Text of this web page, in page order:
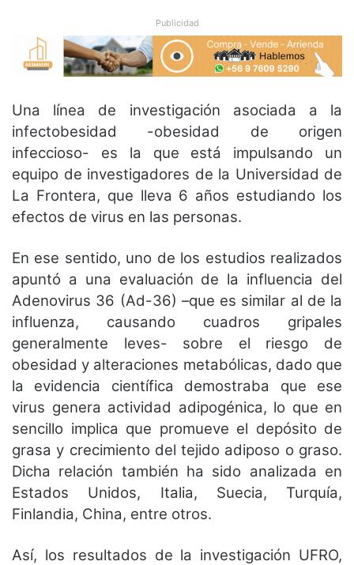
Publicidad
Una línea de investigación asociada a la
infectobesidad -obesidad de origen
infeccioso- es la que está impulsando un
equipo de investigadores de la Universidad de
La Frontera, que lleva 6 años estudiando los
efectos de virus en las personas.
En ese sentido, uno de los estudios realizados
apuntó a una evaluación de la influencia del
Adenovirus 36 (Ad-36) –que es similar al de la
influenza, causando cuadros gripales
generalmente leves- sobre el riesgo de
obesidad y alteraciones metabólicas, dado que
la evidencia científica demostraba que ese
virus genera actividad adipogénica, lo que en
sencillo implica que promueve el depósito de
grasa y crecimiento del tejido adiposo o graso.
Dicha relación también ha sido analizada en
Estados Unidos, Italia, Suecia, Turquía,
Finlandia, China, entre otros.
Así, los resultados de la investigación UFRO,